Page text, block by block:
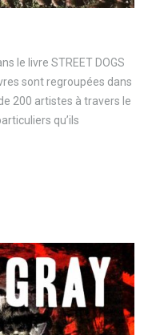
le livre STREET DOGS
sont regroupées dans
200 artistes à travers le
qu’ils